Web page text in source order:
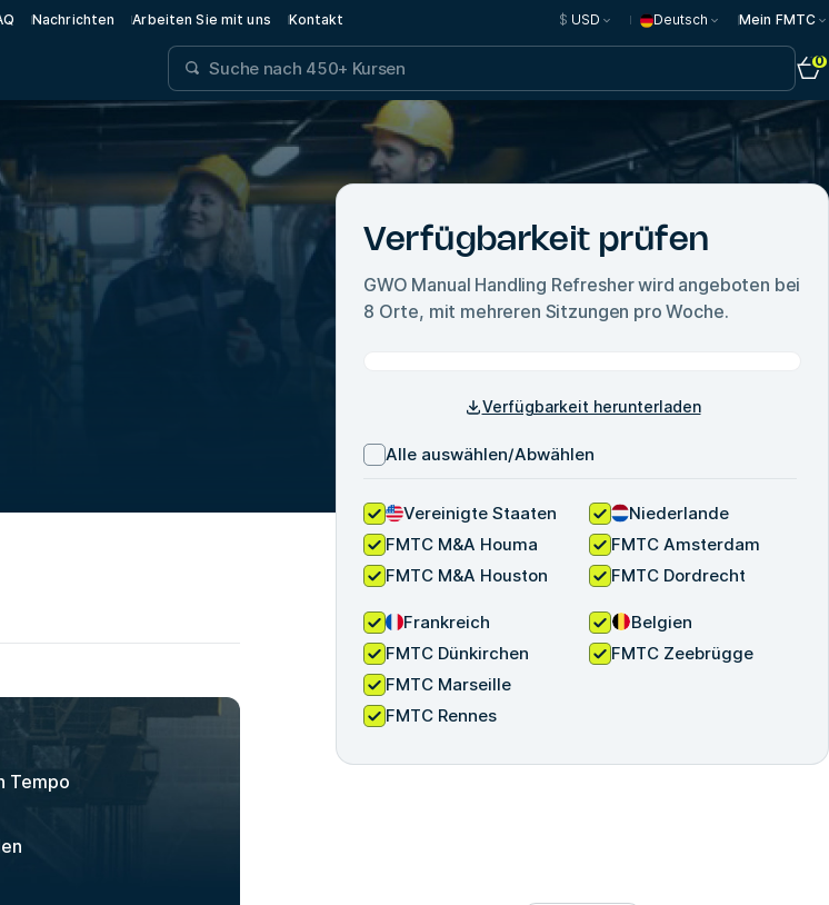
Nachrichten Arbeiten Sie mit uns Kontakt $ USD Deutsch Mein FMTC
0
Tempo
Verfügbarkeit prüfen
GWO Manual Handling Refresherwird angeboten bei
8 Orte, mit mehreren Sitzungen pro Woche.
Verfügbarkeit herunterladen
Alle auswählen/Abwählen
Vereinigte Staaten
FMTC M&A Houma
FMTC M&A Houston
Niederlande
FMTC Amsterdam
FMTC Dordrecht
Frankreich
FMTC Dünkirchen
FMTC Marseille
FMTC Rennes
Belgien
FMTC Zeebrügge